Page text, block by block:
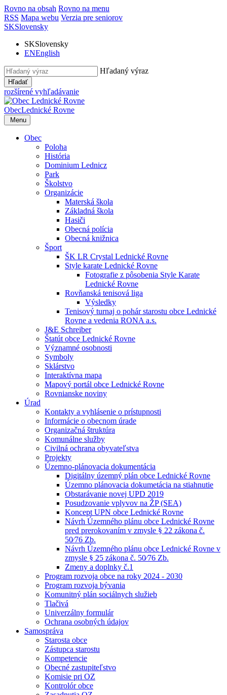
Rovno na obsah Rovno na menu
RSS Mapa webu Verzia pre seniorov
SKSlovensky
SKSlovensky
ENEnglish
Hľadaný výraz
Hľadať
rozšírené vyhľadávanie
ObecLednické Rovne
Menu
Obec
Poloha
História
Dominium Lednicz
Park
Školstvo
Organizácie
Materská škola
Základná škola
Hasiči
Obecná polícia
Obecná knižnica
Šport
ŠK LR Crystal Lednické Rovne
Style karate Lednické Rovne
Fotografie z pôsobenia Style Karate
Lednické Rovne
Rovňanská tenisová liga
Výsledky
Tenisový turnaj o pohár starostu obce Lednické
Rovne a vedenia RONA a.s.
J&E Schreiber
Štatút obce Lednické Rovne
Významné osobnosti
Symboly
Sklárstvo
Interaktívna mapa
Mapový portál obce Lednické Rovne
Rovnianske noviny
Úrad
Kontakty a vyhlásenie o prístupnosti
Informácie o obecnom úrade
Organizačná štruktúra
Komunálne služby
Civilná ochrana obyvateľstva
Projekty
Územno-plánovacia dokumentácia
Digitálny územný plán obce Lednické Rovne
Územno plánovacia dokumetácia na stiahnutie
Obstarávanie novej UPD 2019
Posudzovanie vplyvov na ŽP (SEA)
Koncept UPN obce Lednické Rovne
Návrh Územného plánu obce Lednické Rovne
pred prerokovaním v zmysle § 22 zákona č.
50⁄76 Zb.
Návrh Územného plánu obce Lednické Rovne v
zmysle § 25 zákona č. 50⁄76 Zb.
Zmeny a doplnky č.1
Program rozvoja obce na roky 2024 - 2030
Program rozvoja bývania
Komunitný plán sociálnych služieb
Tlačivá
Univerzálny formulár
Ochrana osobných údajov
Samospráva
Starosta obce
Zástupca starostu
Kompetencie
Obecné zastupiteľstvo
Komisie pri OZ
Kontrolór obce